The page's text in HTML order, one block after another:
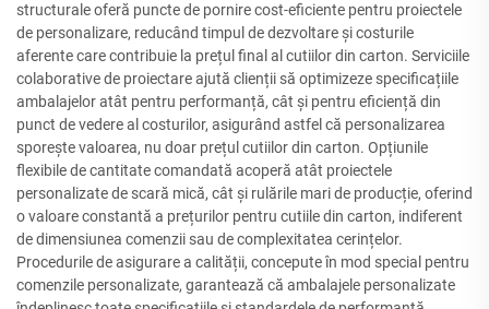
structurale oferă puncte de pornire cost-eficiente pentru proiectele
de personalizare, reducând timpul de dezvoltare și costurile
aferente care contribuie la prețul final al cutiilor din carton. Serviciile
colaborative de proiectare ajută clienții să optimizeze specificațiile
ambalajelor atât pentru performanță, cât și pentru eficiență din
punct de vedere al costurilor, asigurând astfel că personalizarea
sporește valoarea, nu doar prețul cutiilor din carton. Opțiunile
flexibile de cantitate comandată acoperă atât proiectele
personalizate de scară mică, cât și rulările mari de producție, oferind
o valoare constantă a prețurilor pentru cutiile din carton, indiferent
de dimensiunea comenzii sau de complexitatea cerințelor.
Procedurile de asigurare a calității, concepute în mod special pentru
comenzile personalizate, garantează că ambalajele personalizate